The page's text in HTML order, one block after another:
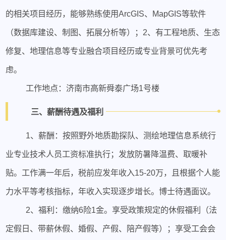
的相关项目经历，能够熟练使用ArcGIS、MapGIS等软件
（数据库建设、制图、拓展分析等）；2、有工程地质、生态
修复、地理信息等专业融合项目经历或专业背景可优先考
虑。
工作地点：济南市高新舜泰广场1号楼
三、薪酬待遇及福利
1、薪酬：按照野外地质勘探队、测绘地理信息系统行
业专业技术人员工资标准执行；发放防暑降温费、取暖补
贴。工作满一年后，税前应发年收入15-20万，且根据个人能
力水平等考核指标，年收入实现逐步增长。博士待遇面议。
2、福利：缴纳6险1金。享受政策规定的休假福利（法
定假日、带薪休假、婚假、产假、陪产假等）；享受工会会